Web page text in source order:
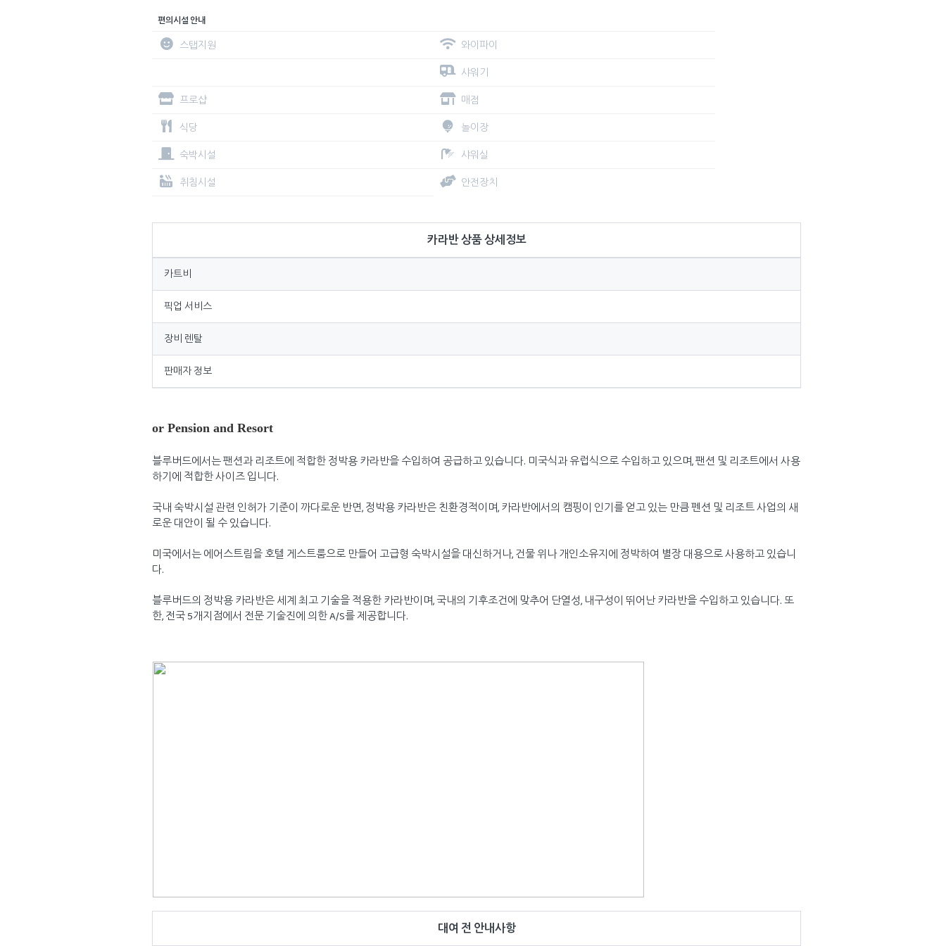
편의시설 안내
스탭지원
와이파이
샤워기
프로샵
매점
식당
놀이장
숙박시설
샤워실
취침시설
안전장치
카라반 상품 상세정보
카트비
픽업 서비스
장비 렌탈
판매자 정보
or Pension and Resort
블루버드에서는 팬션과 리조트에 적합한 정박용 카라반을 수입하여 공급하고 있습니다. 미국식과 유럽식으로 수입하고 있으며, 팬션 및 리조트에서 사용
하기에 적합한 사이즈 입니다.
국내 숙박시설 관련 인허가 기준이 까다로운 반면, 정박용 카라반은 친환경적이며, 카라반에서의 캠핑이 인기를 얻고 있는 만큼 펜션 및 리조트 사업의 새
로운 대안이 될 수 있습니다.
미국에서는 에어스트림을 호텔 게스트룸으로 만들어 고급형 숙박시설을 대신하거나, 건물 위나 개인소유지에 정박하여 별장 대용으로 사용하고 있습니
다.
블루버드의 정박용 카라반은 세계 최고 기술을 적용한 카라반이며, 국내의 기후조건에 맞추어 단열성, 내구성이 뛰어난 카라반을 수입하고 있습니다. 또
한, 전국 5개지점에서 전문 기술진에 의한 A/S를 제공합니다.
대여 전 안내사항